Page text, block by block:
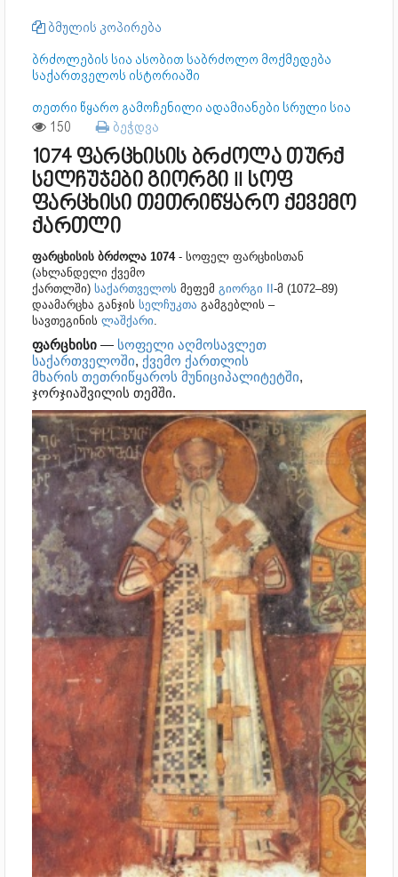
ბმულის კოპირება
ბრძოლების სია ასობით საბრძოლო მოქმედება
საქართველოს ისტორიაში
თეთრი წყარო გამოჩენილი ადამიანები სრული სია
150 ბეჭდვა
1074 ფარცხისის ბრძოლა თურქ
სელჩუჯები გიორგი II სოფ
ფარცხისი თეთრიწყარო ქევემო
ქართლი
ფარცხისის ბრძოლა 1074- სოფელ ფარცხისთან
(ახლანდელი ქვემო
ქართლში) საქართველოს მეფემ გიორგი II -მ (1072–89)
დაამარცხა განჯის სელჩუკთა გამგებლის –
სავთეგინის ლაშქარი.
ფარცხისი — სოფელი აღმოსავლეთ
საქართველოში, ქვემო ქართლის
მხარის თეთრიწყაროს მუნიციპალიტეტში,
ჯორჯიაშვილის თემში.